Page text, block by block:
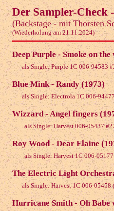
Der Sampler-Check
(Backstage - mit Thorsten
(Wiederholung am 21.11.2024)
Deep Purple - Smoke on
als Single: Purple 1C 006-94583
Blue Mink - Randy (1973)
als Single: Electrola 1C 006-
Wizzard - Angel fingers
als Single: Harvest 006-05437
Roy Wood - Dear Elaine
als Single: Harvest 1C 006-
The Electric Light
als Single: Harvest 1C 006-05458
Hurricane Smith - Oh Babe